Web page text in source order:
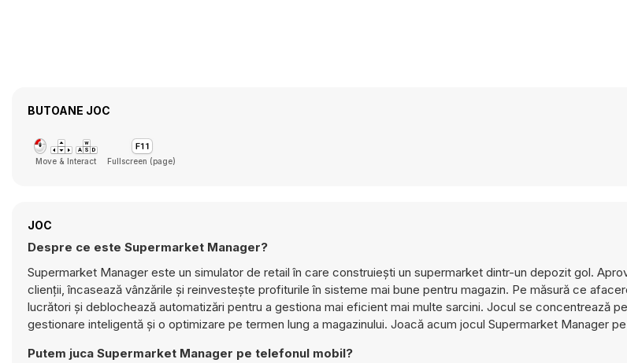
BUTOANE JOC
Move & Interact Fullscreen (page)
JOC
Despre ce este Supermarket Manager?
Supermarket Manager este un simulator de retail în care construiești un supermarket dintr-un depozit gol.
clienții, încasează vânzările și reinvestește profiturile în sisteme mai bune pentru magazin. Pe măsură ce
lucrători și deblochează automatizări pentru a gestiona mai eficient mai multe sarcini. Jocul se concentrează
gestionare inteligentă și o optimizare pe termen lung a magazinului. Joacă acum jocul Supermarket Manager
Putem juca Supermarket Manager pe telefonul mobil?